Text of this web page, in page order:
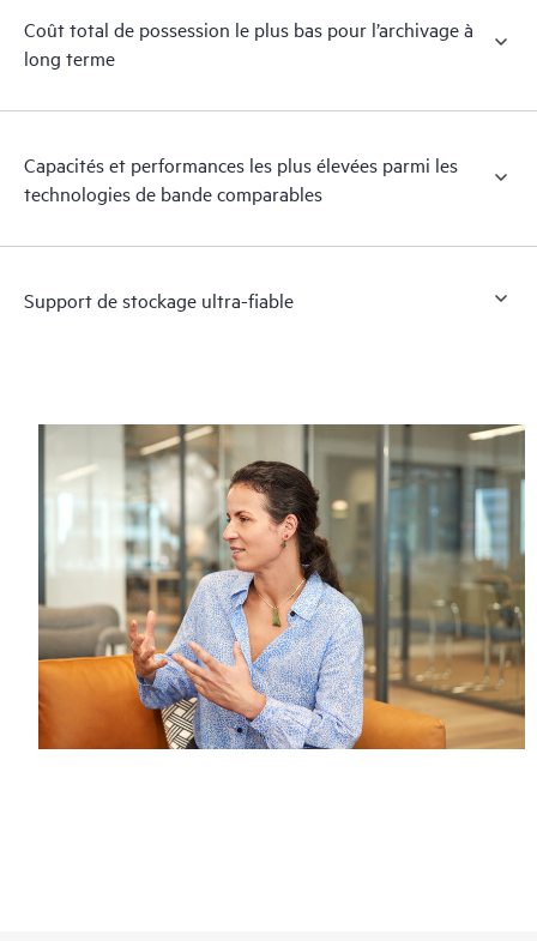
Coût total de possession le plus bas pour l’archivage à
long terme
Capacités et performances les plus élevées parmi les
technologies de bande comparables
Support de stockage ultra-fiable